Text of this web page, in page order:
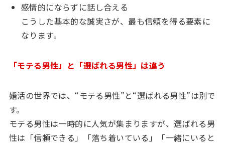
感情的にならずに話し合える
こうした基本的な誠実さが、最も信頼を得る要素に
なります。
「モテる男性」と「選ばれる男性」は違う
婚活の世界では、“モテる男性”と“選ばれる男性”は別で
す。
モテる男性は一時的に人気が集まりますが、選ばれる男
性は「信頼できる」「落ち着いている」「一緒にいると